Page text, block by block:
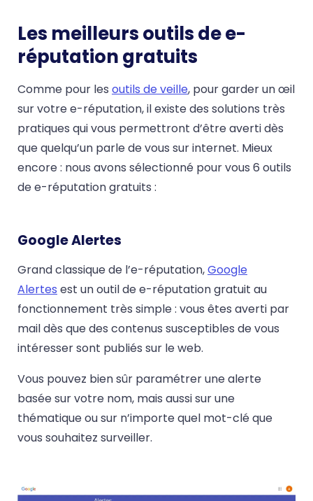
Les meilleurs outils de e-
réputation gratuits
Comme pour les outils de veille, pour garder un œil
sur votre e-réputation, il existe des solutions très
pratiques qui vous permettront d’être averti dès
que quelqu’un parle de vous sur internet. Mieux
encore : nous avons sélectionné pour vous 6 outils
de e-réputation gratuits :
Google Alertes
Grand classique de l’e-réputation,Google
Alertes est un outil de e-réputation gratuit au
fonctionnement très simple : vous êtes averti par
mail dès que des contenus susceptibles de vous
intéresser sont publiés sur le web.
Vous pouvez bien sûr paramétrer une alerte
basée sur votre nom, mais aussi sur une
thématique ou sur n’importe quel mot-clé que
vous souhaitez surveiller.